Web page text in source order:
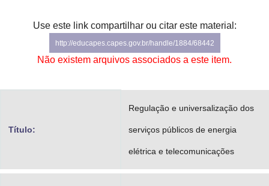
Secretaria de Governo
Gabinete de Segurança Institucional
Planalto
Use este link compartilhar ou citar este material:
http://educapes.capes.gov.br/handle/1884/68442
Não existem arquivos associados a este item.
Título:
Regulação e universalização dos
serviços públicos de energia
elétrica e telecomunicações